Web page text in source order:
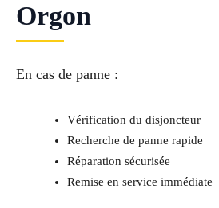
Orgon
En cas de panne :
Vérification du disjoncteur
Recherche de panne rapide
Réparation sécurisée
Remise en service immédiate